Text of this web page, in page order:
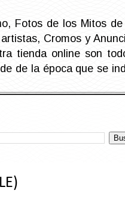
Fotos de los Mitos
Cromos y
tienda online son
de la época que se